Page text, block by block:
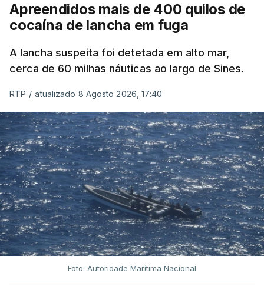
Apreendidos mais de 400 quilos de
cocaína de lancha em fuga
A lancha suspeita foi detetada em alto mar,
cerca de 60 milhas náuticas ao largo de Sines.
RTP / atualizado 8 Agosto 2026, 17:40
Foto: Autoridade Marítima Nacional